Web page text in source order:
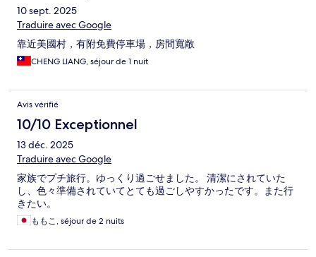
10 sept. 2025
Traduire avec Google
靠近美國村，有附免費停車場，房間寬敞
CHENG LIANG, séjour de 1 nuit
Avis vérifié
10/10 Exceptionnel
13 déc. 2025
Traduire avec Google
家族でプチ旅行。ゆっくり過ごせました。 清潔にされていた
し、色々準備されていてとても過ごしやすかったです。また行
きたい。
ももこ, séjour de 2 nuits